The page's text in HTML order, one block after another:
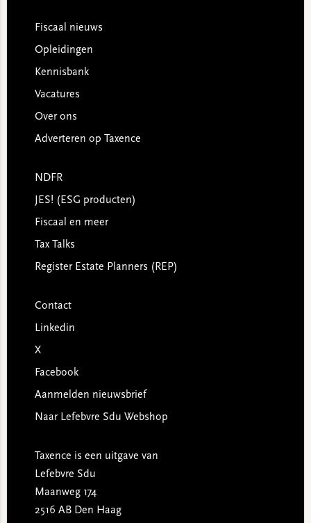
Footer
Fiscaal nieuws
Opleidingen
Kennisbank
Vacatures
Over ons
Adverteren op Taxence
NDFR
JES! (ESG producten)
Fiscaal en meer
Tax Talks
Register Estate Planners (REP)
Contact
Linkedin
X
Facebook
Aanmelden nieuwsbrief
Naar Lefebvre Sdu Webshop
Taxence is een uitgave van
Lefebvre Sdu
Maanweg 174
2516 AB Den Haag